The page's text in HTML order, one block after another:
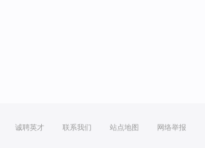
诚聘英才 联系我们 站点地图 网络举报